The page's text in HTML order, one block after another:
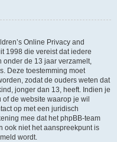
Online Privacy and
1998 die vereist dat iedere
de 13 jaar verzamelt,
Deze toestemming moet
zodat de ouders weten dat
jonger dan 13, heeft. Indien je
de website waarop je wil
op met een juridisch
mee dat het phpBB-team
ook niet het aanspreekpunt is
wordt.